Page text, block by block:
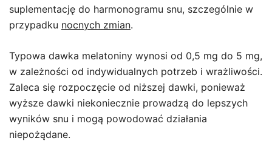
suplementację do harmonogramu snu, szczególnie w
przypadku nocnych zmian.
Typowa dawka melatoniny wynosi od 0,5 mg do 5 mg,
w zależności od indywidualnych potrzeb i wrażliwości.
Zaleca się rozpoczęcie od niższej dawki, ponieważ
wyższe dawki niekoniecznie prowadzą do lepszych
wyników snu i mogą powodować działania
niepożądane.